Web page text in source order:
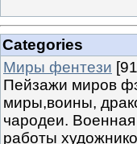
Categories
Миры фентези
Пейзажи миров
миры,воины,
чародеи.
работы